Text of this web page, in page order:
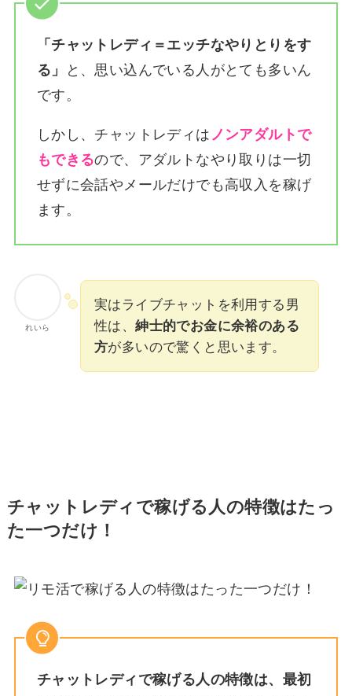
「チャットレディ＝エッチなやりとりをす
る」
と、思い込んでいる人がとても多いん
です。
しかし、チャットレディは ノンアダルトで
もできるので、アダルトなやり取りは一切
せずに会話やメールだけでも高収入を稼げ
ます。
れいら
実はライブチャットを利用する男
性は、紳士的でお金に余裕のある
方が多いので驚くと思います。
チャットレディで稼げる人の特徴はたっ
た一つだけ！
チャットレディで稼げる人の特徴は、最初